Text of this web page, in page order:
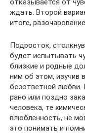
ждать. Второй
итоге,
Подросток,
будет испытывать
близкие и родные
ним об этом, изучив
безответной любви.
рано или поздно
человека, те
влюбленность, не
это понимать и